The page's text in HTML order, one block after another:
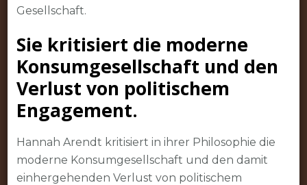
Gesellschaft.
Sie kritisiert die moderne
Konsumgesellschaft und den
Verlust von politischem
Engagement.
Hannah Arendt kritisiert in ihrer Philosophie die
moderne Konsumgesellschaft und den damit
einhergehenden Verlust von politischem